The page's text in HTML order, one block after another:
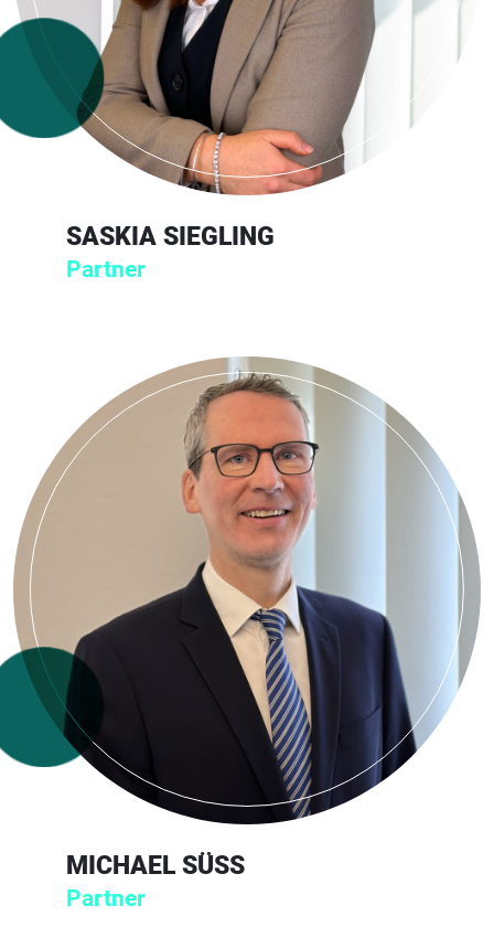
SASKIA SIEGLING
Partner
MICHAEL SÜSS
Partner